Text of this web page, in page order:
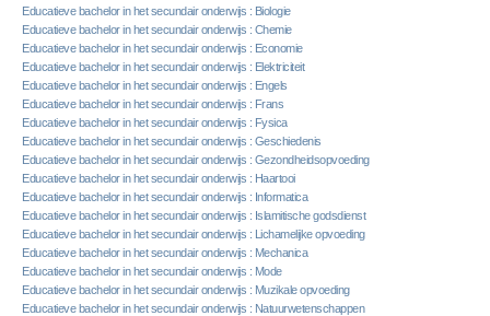
Educatieve bachelor in het secundair onderwijs : Biologie
Educatieve bachelor in het secundair onderwijs : Chemie
Educatieve bachelor in het secundair onderwijs : Economie
Educatieve bachelor in het secundair onderwijs : Elektriciteit
Educatieve bachelor in het secundair onderwijs : Engels
Educatieve bachelor in het secundair onderwijs : Frans
Educatieve bachelor in het secundair onderwijs : Fysica
Educatieve bachelor in het secundair onderwijs : Geschiedenis
Educatieve bachelor in het secundair onderwijs : Gezondheidsopvoeding
Educatieve bachelor in het secundair onderwijs : Haartooi
Educatieve bachelor in het secundair onderwijs : Informatica
Educatieve bachelor in het secundair onderwijs : Islamitische godsdienst
Educatieve bachelor in het secundair onderwijs : Lichamelijke opvoeding
Educatieve bachelor in het secundair onderwijs : Mechanica
Educatieve bachelor in het secundair onderwijs : Mode
Educatieve bachelor in het secundair onderwijs : Muzikale opvoeding
Educatieve bachelor in het secundair onderwijs : Natuurwetenschappen